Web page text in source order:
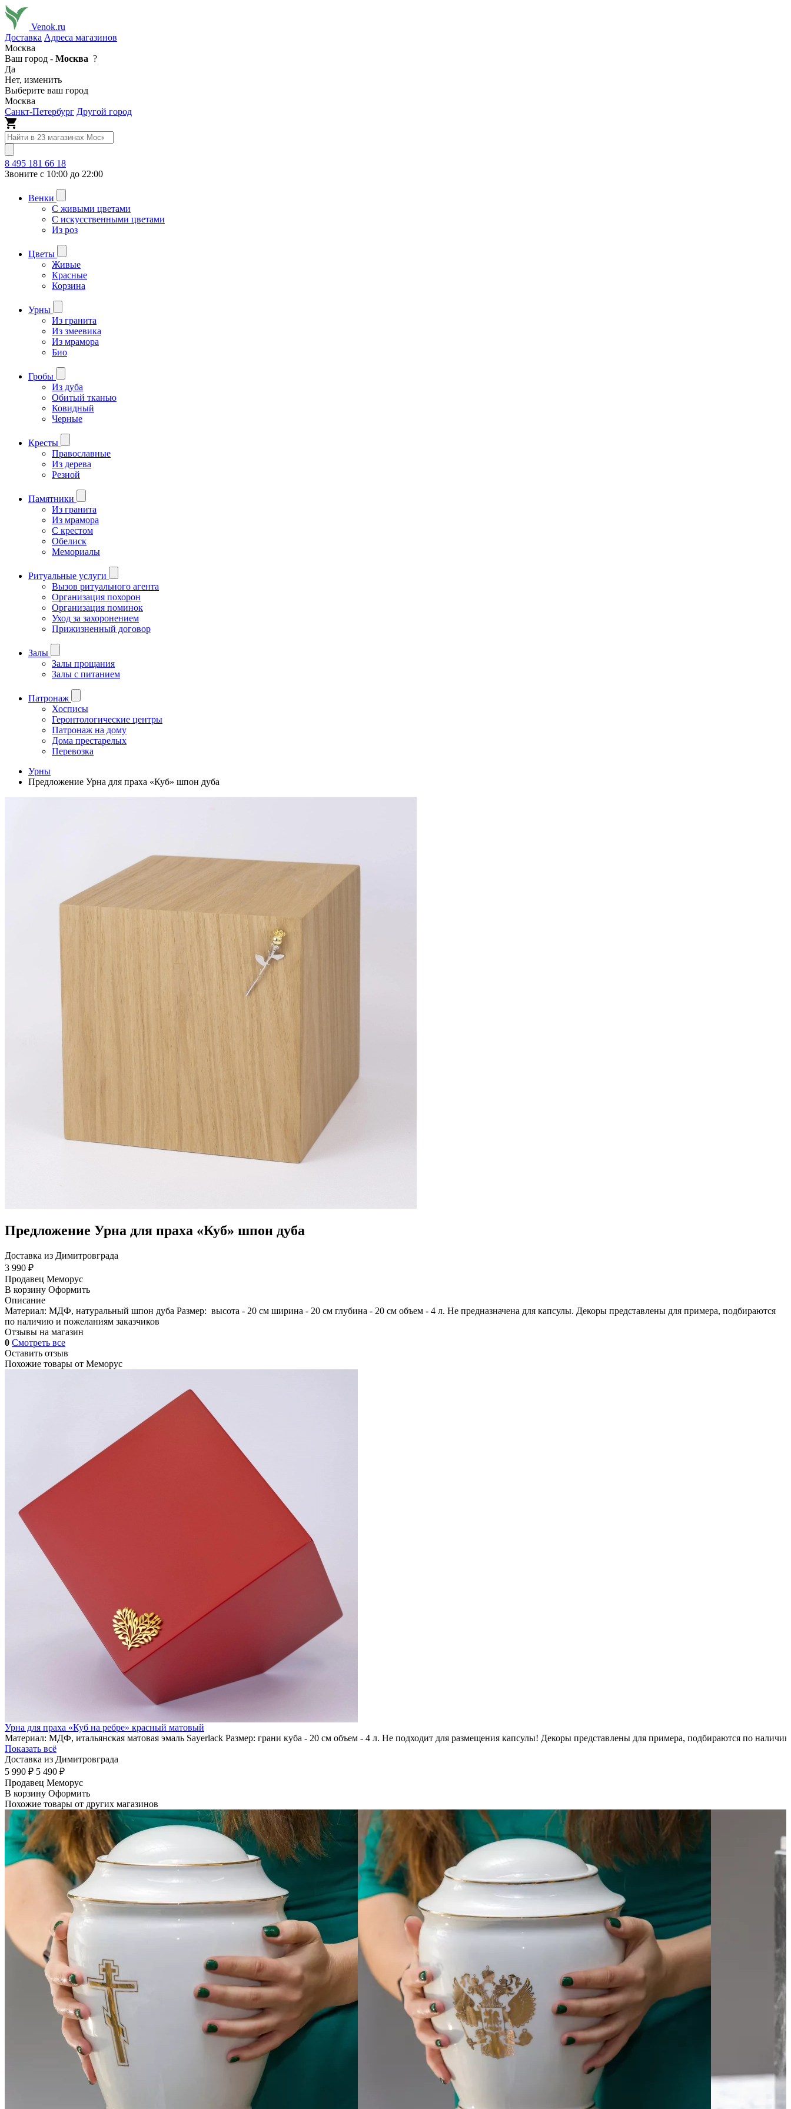
Venok.ru
Доставка Адреса магазинов
Москва
Ваш город - Москва ?
Да
Нет, изменить
Выберите ваш город
Москва
Санкт-Петербург Другой город
8 495 181 66 18
Звоните с 10:00 до 22:00
Венки
С живыми цветами
С искусственными цветами
Из роз
Цветы
Живые
Красные
Корзина
Урны
Из гранита
Из змеевика
Из мрамора
Био
Гробы
Из дуба
Обитый тканью
Ковидный
Черные
Кресты
Православные
Из дерева
Резной
Памятники
Из гранита
Из мрамора
С крестом
Обелиск
Мемориалы
Ритуальные услуги
Вызов ритуального агента
Организация похорон
Организация поминок
Уход за захоронением
Прижизненный договор
Залы
Залы прощания
Залы с питанием
Патронаж
Хосписы
Геронтологические центры
Патронаж на дому
Дома престарелых
Перевозка
Урны
Предложение Урна для праха «Куб» шпон дуба
Предложение Урна для праха «Куб» шпон дуба
Доставка из Димитровграда
3 990 ₽
Продавец Меморус
В корзину Оформить
Описание
Материал: МДФ, натуральный шпон дуба Размер: высота - 20 см ширина - 20 см глубина - 20 см объем - 4 л. Не предназначена для капсулы. Декоры представлены для примера, подбираются
по наличию и пожеланиям заказчиков
Отзывы на магазин
0 Смотреть все
Оставить отзыв
Похожие товары от Меморус
Урна для праха «Куб на ребре» красный матовый
Материал: МДФ, итальянская матовая эмаль Sayerlack Размер: грани куба - 20 см объем - 4 л. Не подходит для размещения капсулы! Декоры представлены для примера, подбираются по
Показать всё
Доставка из Димитровграда
5 990 ₽ 5 490 ₽
Продавец Меморус
В корзину Оформить
Похожие товары от других магазинов